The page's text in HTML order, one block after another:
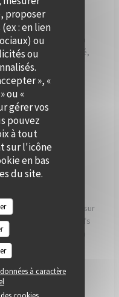
proposer
: en lien
ou
ou
», «
ou «
gérer vos
pouvez
à tout
sur l'icône
en bas
du site.
à caractère
ou une réception
accompagne dans la
alliant convivialité,
à vos invités un
pas de Paris.
a un impact direct sur
nos chefs
jour pour essayer d'en
positif possible.